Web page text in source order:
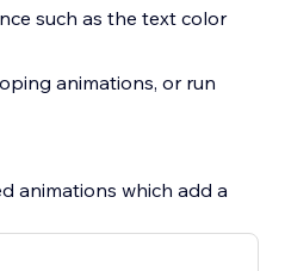
such as the text color
animations, or run
animations which add a